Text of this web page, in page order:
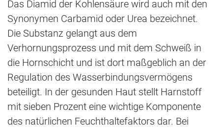
Das Diamid der Kohlensäure wird auch mit den
Synonymen Carbamid oder Urea bezeichnet.
Die Substanz gelangt aus dem
Verhornungsprozess und mit dem Schweiß in
die Hornschicht und ist dort maßgeblich an der
Regulation des Wasserbindungsvermögens
beteiligt. In der gesunden Haut stellt Harnstoff
mit sieben Prozent eine wichtige Komponente
des natürlichen Feuchthaltefaktors dar. Bei